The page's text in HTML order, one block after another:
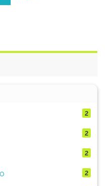
2
2
2
2